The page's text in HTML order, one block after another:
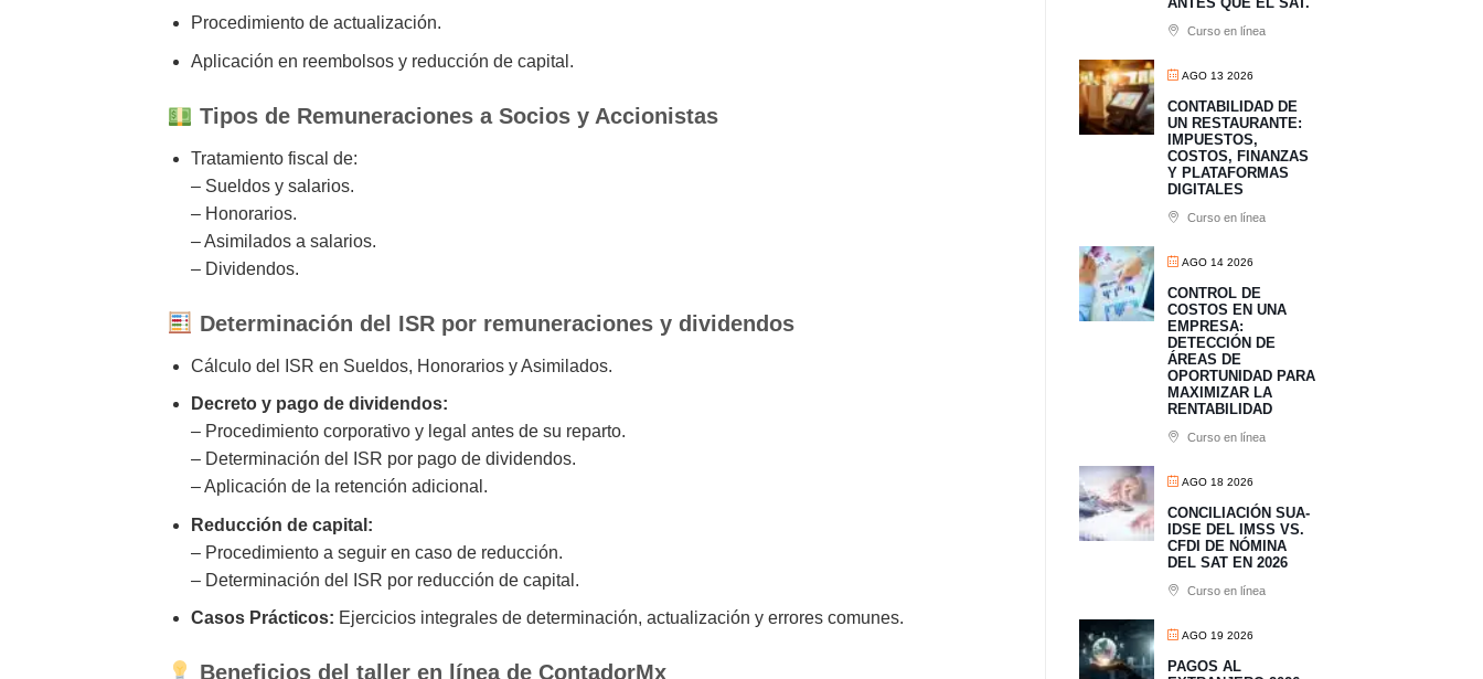
Procedimiento de actualización.
Aplicación en reembolsos y reducción de capital.
Tipos de Remuneraciones a Socios y Accionistas
Tratamiento fiscal de:
– Sueldos y salarios.
– Honorarios.
– Asimilados a salarios.
– Dividendos.
Determinación del ISR por remuneraciones y dividendos
Cálculo del ISR en Sueldos, Honorarios y Asimilados.
Decreto y pago de dividendos:
– Procedimiento corporativo y legal antes de su reparto.
– Determinación del ISR por pago de dividendos.
– Aplicación de la retención adicional.
Reducción de capital:
– Procedimiento a seguir en caso de reducción.
– Determinación del ISR por reducción de capital.
Casos Prácticos: Ejercicios integrales de determinación, actualización y errores comunes.
Beneficios del taller en línea de ContadorMx
Curso en línea
AGO 13 2026
CONTABILIDAD DE
UN RESTAURANTE:
IMPUESTOS,
COSTOS, FINANZAS
Y PLATAFORMAS
DIGITALES
Curso en línea
AGO 14 2026
CONTROL DE
COSTOS EN UNA
EMPRESA:
DETECCIÓN DE
ÁREAS DE
OPORTUNIDAD PARA
MAXIMIZAR LA
RENTABILIDAD
Curso en línea
AGO 18 2026
CONCILIACIÓN SUA-
IDSE DEL IMSS VS.
CFDI DE NÓMINA
DEL SAT EN 2026
Curso en línea
AGO 19 2026
PAGOS AL